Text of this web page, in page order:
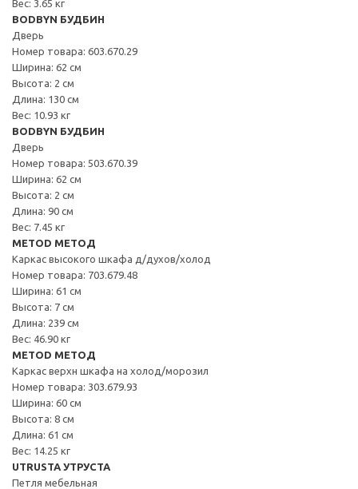
Вес: 3.65 кг
BODBYN БУДБИН
Дверь
Номер товара: 603.670.29
Ширина: 62 см
Высота: 2 см
Длина: 130 см
Вес: 10.93 кг
BODBYN БУДБИН
Дверь
Номер товара: 503.670.39
Ширина: 62 см
Высота: 2 см
Длина: 90 см
Вес: 7.45 кг
METOD МЕТОД
Каркас высокого шкафа д/духов/холод
Номер товара: 703.679.48
Ширина: 61 см
Высота: 7 см
Длина: 239 см
Вес: 46.90 кг
METOD МЕТОД
Каркас верхн шкафа на холод/морозил
Номер товара: 303.679.93
Ширина: 60 см
Высота: 8 см
Длина: 61 см
Вес: 14.25 кг
UTRUSTA УТРУСТА
Петля мебельная